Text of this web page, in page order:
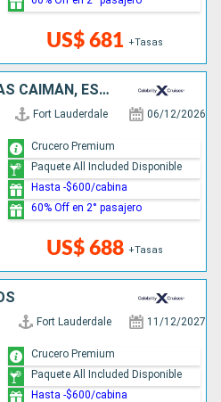
US$ 681 +Tasas
BAHAMAS, MÉXICO, ISLAS CAIMÁN, ESTADOS UNIDOS
Fort Lauderdale 06/12/2026
US$ 688 +Tasas
Crucero Premium
Paquete All Included Disponible
Hasta -$600/cabina
60% Off en 2° pasajero
Fort Lauderdale 11/12/2027
Crucero Premium
Paquete All Included Disponible
Hasta -$600/cabina